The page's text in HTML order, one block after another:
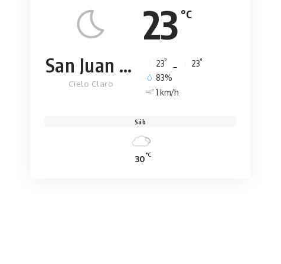
23 °C
San Juan de la Maguana
Cielo Claro
23° 23°
83%
1 km/h
Sáb
30°C